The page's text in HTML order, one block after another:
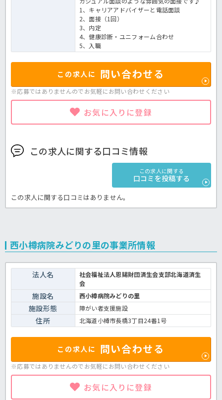
1、キャリアアドバイザーと電話面談
2、面接（1回）
3、内定
4、健康診断・ユニフォーム合わせ
5、入職
この求人に 問い合わせる
※応募ではありませんのでお気軽にお問い合わせください
お気に入りに登録
この求人に関する口コミ情報
この求人に関する
口コミを投稿する
この求人に関する口コミはありません。
西小樽病院みどりの里の事業所情報
法人名
社会福祉法人恩賜財団済生会支部北海道済生
会
施設名 西小樽病院みどりの里
施設形態 障がい者支援施設
住所 北海道小樽市長橋3丁目24番1号
この求人に 問い合わせる
※応募ではありませんのでお気軽にお問い合わせください
お気に入りに登録